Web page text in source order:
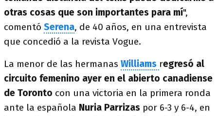
otras cosas que son importantes para mí",
comentó Serena, de 40 años, en una entrevista
que concedió a la revista Vogue.
La menor de las hermanas Williams regresó al
circuito femenino ayer en el abierto canadiense
de Toronto con una victoria en la primera ronda
ante la española Nuria Parrizas por 6-3 y 6-4, en